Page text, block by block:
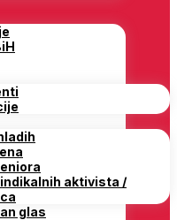
aktivista /
glas